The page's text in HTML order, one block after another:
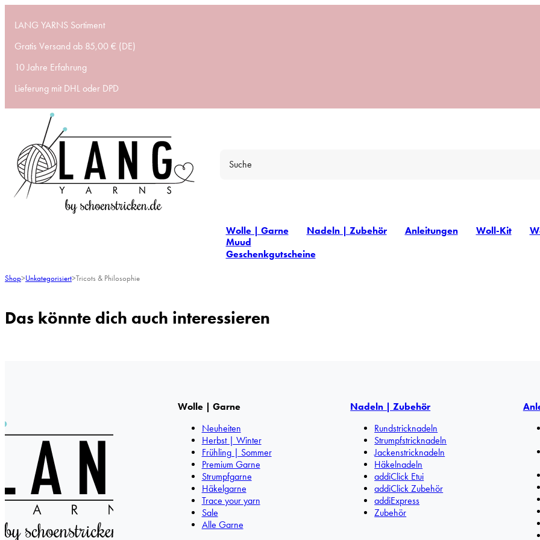
LANG YARNS Sortiment
Gratis Versand ab 85,00 € (DE)
10 Jahre Erfahrung
Lieferung mit DHL oder DPD
Wolle | Garne Nadeln | Zubehör Anleitungen Woll-Kit
Muud
Geschenkgutscheine
Shop>Unkategorisiert>Tricots & Philosophie
Das könnte dich auch interessieren
Wolle | Garne
Neuheiten
Herbst | Winter
Frühling | Sommer
Premium Garne
Strumpfgarne
Häkelgarne
Trace your yarn
Sale
Alle Garne
Nadeln | Zubehör
Rundstricknadeln
Strumpfstricknadeln
Jackenstricknadeln
Häkelnadeln
addiClick Etui
addiClick Zubehör
addiExpress
Zubehör